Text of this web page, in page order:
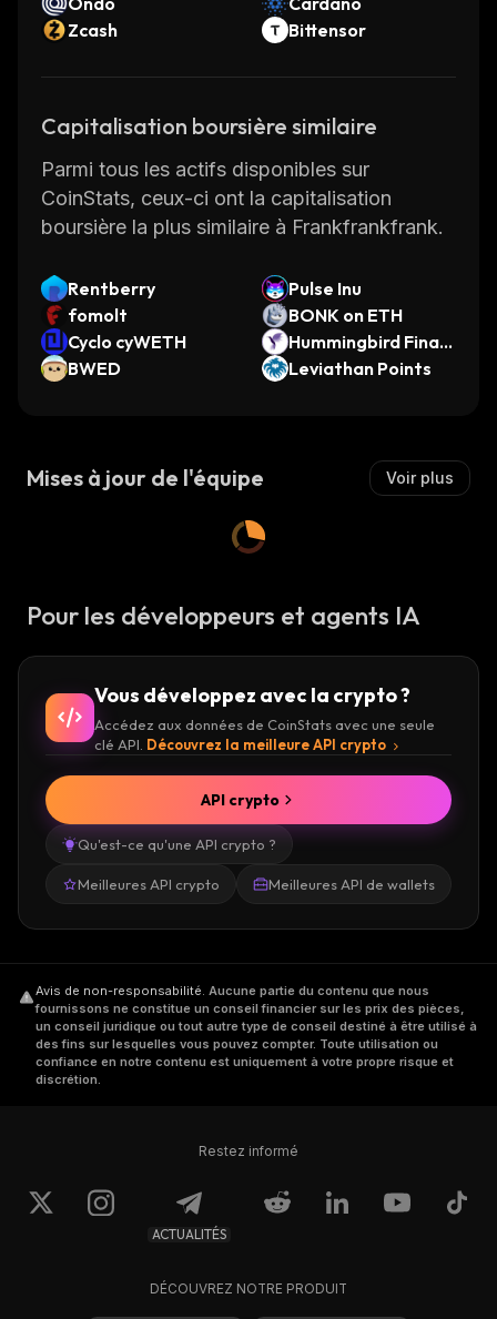
Zcash
Bittensor
Capitalisation boursière similaire
Parmi tous les actifs disponibles sur
CoinStats, ceux-ci ont la capitalisation
boursière la plus similaire à Frankfrankfrank.
Rentberry
Pulse Inu
fomolt
BONK on ETH
Cyclo cyWETH
Hummingbird Finan
ce
BWED Leviathan Points
Mises à jour de l'équipe Voir plus
Pour les développeurs et agents IA
Vous développez avec la crypto ?
Accédez aux données de CoinStats avec une seule
clé API. Découvrez la meilleure API crypto
Qu'est-ce qu'une API crypto ?
Meilleures API crypto Meilleures API de wallets
API crypto
Avis de non-responsabilité. Aucune partie du contenu que nous
fournissons ne constitue un conseil financier sur les prix des pièces,
un conseil juridique ou tout autre type de conseil destiné à être utilisé à
des fins sur lesquelles vous pouvez compter. Toute utilisation ou
confiance en notre contenu est uniquement à votre propre risque et
discrétion.
Restez informé
ACTUALITÉS
DÉCOUVREZ NOTRE PRODUIT